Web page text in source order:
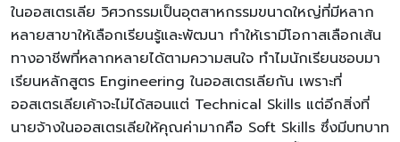
ในออสเตรเลีย วิศวกรรมเป็นอุตสาหกรรมขนาดใหญ่ที่มีหลาก
หลายสาขาให้เลือกเรียนรู้และพัฒนา ทำให้เรามีโอกาสเลือกเส้น
ทางอาชีพที่หลากหลายได้ตามความสนใจ ทำไมนักเรียนชอบมา
เรียนหลักสูตร Engineering ในออสเตรเลียกัน เพราะที่
ออสเตรเลียเค้าจะไม่ได้สอนแต่ Technical Skills แต่อีกสิ่งที่
นายจ้างในออสเตรเลียให้คุณค่ามากคือ Soft Skills ซึ่งมีบทบาท